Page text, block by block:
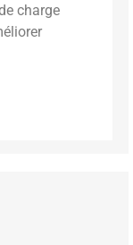
charge